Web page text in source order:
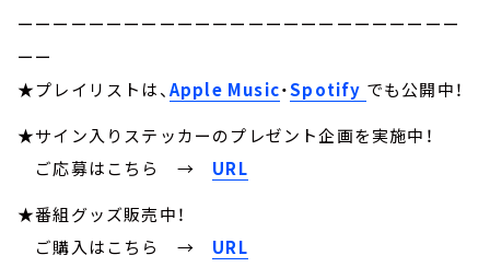
ーーーーーーーーーーーーーーーーーーーーーーーーー
ーー
★プレイリストは、Apple Music・Spotify でも公開中！
★サイン入りステッカーのプレゼント企画を実施中！
ご応募はこちら →
URL
★番組グッズ販売中！
ご購入はこちら → URL